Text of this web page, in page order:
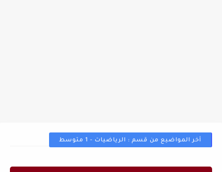
أخر المواضيع من قسم : الرياضيات - 1 متوسط